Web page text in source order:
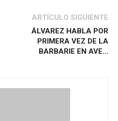
ARTÍCULO SIGUIENTE
ÁLVAREZ HABLA POR
PRIMERA VEZ DE LA
BARBARIE EN AVE...